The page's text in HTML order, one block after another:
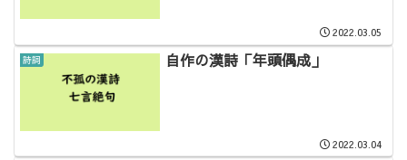
2022.03.05
詩詞 自作の漢詩「年頭偶成」
2022.03.04